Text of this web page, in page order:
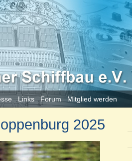
Links Forum Mitglied werden
2025